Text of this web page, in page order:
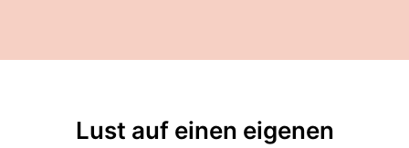
Lust auf einen eigenen